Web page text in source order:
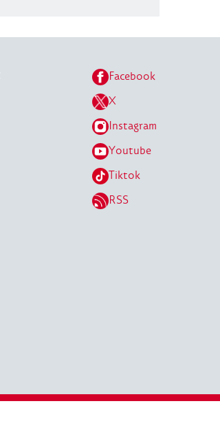
Facebook
X
Instagram
Youtube
Tiktok
RSS